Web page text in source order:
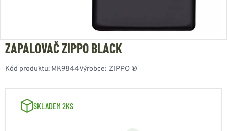
ZAPALOVAČ ZIPPO BLACK
Kód produktu: MK9844Výrobce: ZIPPO ®
SKLADEM 2KS